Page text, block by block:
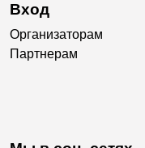
Вход
Организаторам
Партнерам